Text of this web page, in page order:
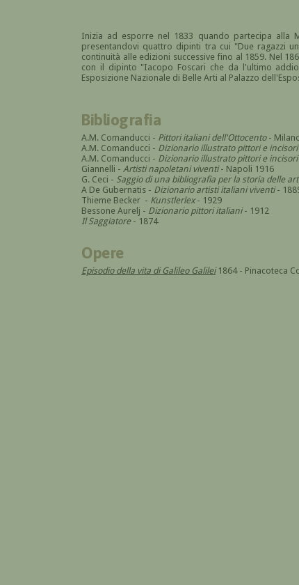
Inizia ad esporre nel 1833 quando partecipa alla
presentandovi quattro dipinti tra cui "Due ragazzi
continuità alle edizioni successive fino al 1859. Nel
con il dipinto "Iacopo Foscari che da l'ultimo
Esposizione Nazionale di Belle Arti al Palazzo
Bibliografia
A.M. Comanducci - Pittori italiani dell'Ottocento-
A.M. Comanducci - Dizionario illustrato pittori e
A.M. Comanducci - Dizionario illustrato pittori e
Giannelli - Artisti napoletani viventi- Napoli 1916
G. Ceci - Saggio di una bibliografia per la storia delle
A De Gubernatis - Dizionario artisti italiani viventi-
Thieme Becker - Kunstlerlex- 1929
Bessone Aurelj - Dizionario pittori italiani- 1912
Il Saggiatore - 1874
Opere
Episodio della vita di Galileo Galilei1864 - Pinacoteca